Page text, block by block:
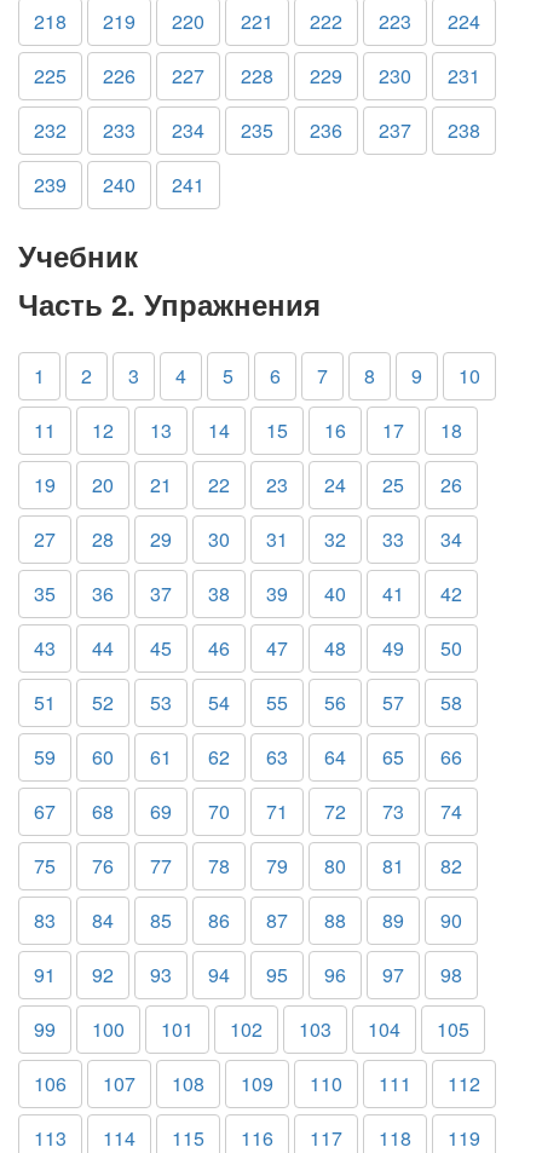
218 219 220 221 222 223
224
225
226 227 228 229 230
231
232
233 234 235 236 237
238
239
240 241
Учебник
Часть 2. Упражнения
1 2 3 4 5 6 7 8 9
10
11
12 13 14 15 16 17
18
19
20 21 22 23 24 25
26
27
28 29 30 31 32 33
34
35
36 37 38 39 40 41
42
43
44 45 46 47 48 49
50
51
52 53 54 55 56 57
58
59
60 61 62 63 64 65
66
67
68 69 70 71 72 73
74
75
76 77 78 79 80 81
82
83
84 85 86 87 88 89
90
91
92 93 94 95 96 97
98
99
100 101 102 103 104
105
106
107 108 109 110 111
112
113
114 115 116 117 118
119